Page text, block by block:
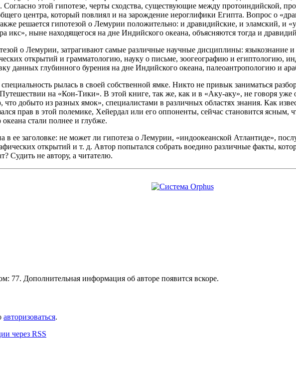
этой гипотезе, черты сходства, существующие между протоиндийской,
центра, который повлиял и на зарождение иероглифики Египта. Вопрос о
решается гипотезой о Лемурии положительно: и дравидийские, и эламский, и
икс», ныне находящегося на дне Индийского океана, объясняются тогда и
о Лемурии, затрагивают самые различные научные дисциплины:
открытий и грамматологию, науку о письме, зоогеографию и египтологию,
данных глубинного бурения на дне Индийского океана, палеоантропологию и
рылась в своей собственной ямке. Никто не привык заниматься
на «Кон-Тики». В этой книге, так же, как и в «Аку-аку», не говоря уже
что добыто из разных ямок», специалистами в различных областях знания. Как
прав в этой полемике, Хейердал или его оппоненты, сейчас становится ясным,
стали полнее и глубже.
ее заголовке: не может ли гипотеза о Лемурии, «индоокеанской Атлантиде»,
открытий и т. д. Автор попытался собрать воедино различные факты,
Судить не автору, а читателю.
77. Дополнительная информация об авторе появится вскоре.
авторизоваться.
через RSS